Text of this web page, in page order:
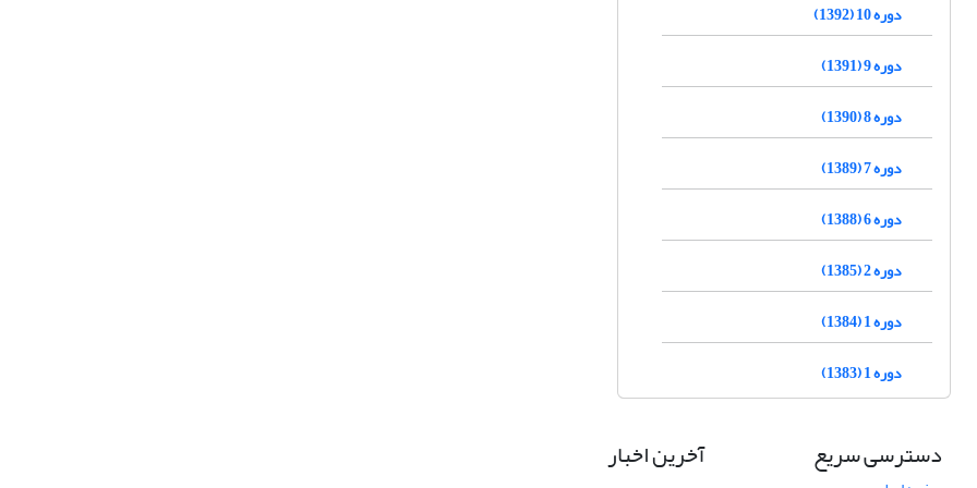
دوره 10 (1392)
دوره 9 (1391)
دوره 8 (1390)
دوره 7 (1389)
دوره 6 (1388)
دوره 2 (1385)
دوره 1 (1384)
دوره 1 (1383)
دسترسی سریع آخرین اخبار